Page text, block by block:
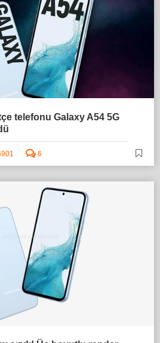
telefonu Galaxy A54 5G
6